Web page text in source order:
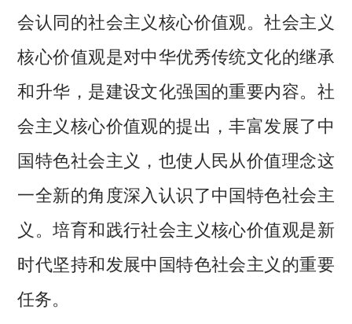
会认同的社会主义核心价值观。社会主义
核心价值观是对中华优秀传统文化的继承
和升华，是建设文化强国的重要内容。社
会主义核心价值观的提出，丰富发展了中
国特色社会主义，也使人民从价值理念这
一全新的角度深入认识了中国特色社会主
义。培育和践行社会主义核心价值观是新
时代坚持和发展中国特色社会主义的重要
任务。